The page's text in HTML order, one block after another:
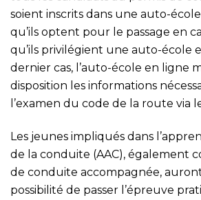
soient inscrits dans une auto-
qu’ils optent pour le passage en
qu’ils privilégient une auto-école
dernier cas, l’auto-école en ligne
disposition les informations
l’examen du code de la route via
Les jeunes impliqués dans
de la conduite (AAC), également
de conduite accompagnée,
possibilité de passer l’épreuve